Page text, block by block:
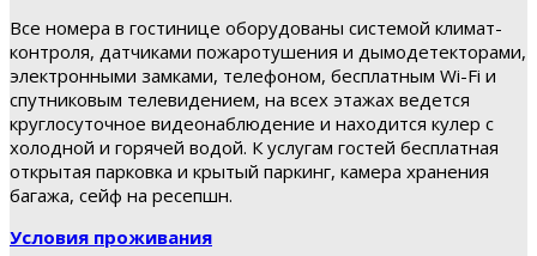
Все номера в гостинице оборудованы системой климат-
контроля, датчиками пожаротушения и дымодетекторами,
электронными замками, телефоном, бесплатным Wi-Fi и
спутниковым телевидением, на всех этажах ведется
круглосуточное видеонаблюдение и находится кулер с
холодной и горячей водой. К услугам гостей бесплатная
открытая парковка и крытый паркинг, камера хранения
багажа, сейф на ресепшн.
Условия проживания